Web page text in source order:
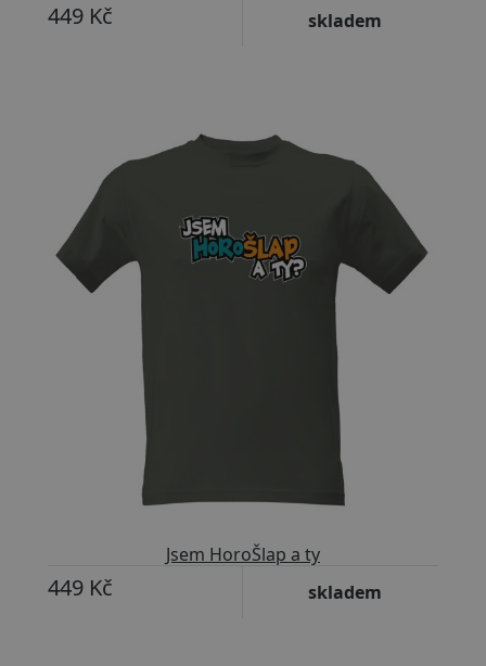
449 Kč skladem
Přizpůsobitelný motiv
Jsem HoroŠlap a ty
449 Kč skladem